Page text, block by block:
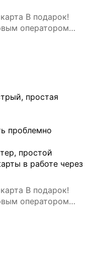
В подарок!
оператором
НЕ
простая
проблемно
простой
в работе через
В подарок!
оператором
НЕ